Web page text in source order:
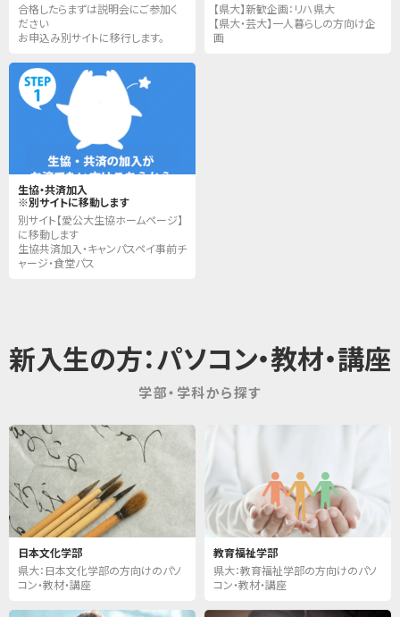
合格したらまずは説明会にご参加く
ださい
お申込み別サイトに移行します。
【県大】新歓企画：リハ県大
【県大・芸大】一人暮らしの方向け企
画
生協・共済加入
※別サイトに移動します
別サイト【愛公大生協ホームページ】
に移動します
生協共済加入・キャンパスペイ事前チ
ャージ・食堂パス
新入生の方：パソコン・教材・講座
学部・学科から探す
日本文化学部
県大：日本文化学部の方向けのパソ
コン・教材・講座
教育福祉学部
県大：教育福祉学部の方向けのパソ
コン・教材・講座